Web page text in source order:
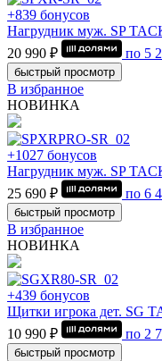
+839 бонусов
Нагрудник муж. SP
20 990 ₽
по 5
быстрый просмотр
В избранное
НОВИНКА
+1027 бонусов
Нагрудник муж. SP
25 690 ₽
по 6
быстрый просмотр
В избранное
НОВИНКА
+439 бонусов
Щитки игрока дет. SG
10 990 ₽
по 2
быстрый просмотр